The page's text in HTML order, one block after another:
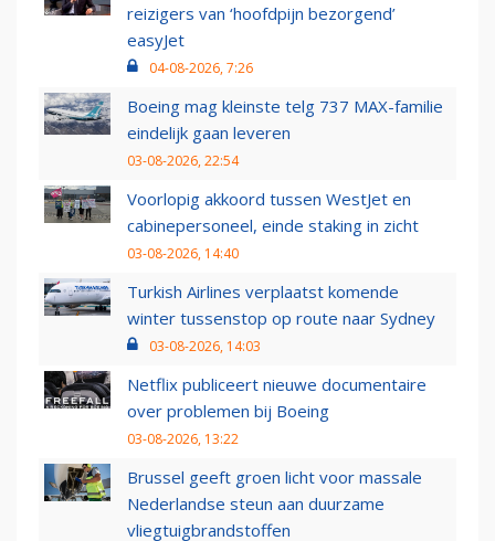
reizigers van ‘hoofdpijn bezorgend’
easyJet
04-08-2026, 7:26
Boeing mag kleinste telg 737 MAX-familie
eindelijk gaan leveren
03-08-2026, 22:54
Voorlopig akkoord tussen WestJet en
cabinepersoneel, einde staking in zicht
03-08-2026, 14:40
Turkish Airlines verplaatst komende
winter tussenstop op route naar Sydney
03-08-2026, 14:03
Netflix publiceert nieuwe documentaire
over problemen bij Boeing
03-08-2026, 13:22
Brussel geeft groen licht voor massale
Nederlandse steun aan duurzame
vliegtuigbrandstoffen